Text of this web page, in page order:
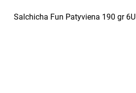
Salchicha Fun Patyviena 190 gr 6U